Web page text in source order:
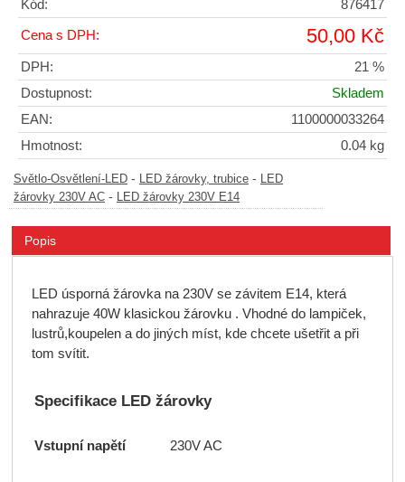
Kód: 876417
Cena s DPH: 50,00 Kč
DPH:
21 %
Dostupnost:
Skladem
EAN:
1100000033264
Hmotnost:
0.04 kg
Světlo-Osvětlení-LED - LED žárovky, trubice - LED
žárovky 230V AC - LED žárovky 230V E14
Popis
LED úsporná žárovka na 230V se závitem E14, která
nahrazuje 40W klasickou žárovku . Vhodné do lampiček,
lustrů,koupelen a do jiných míst, kde chcete ušetřit a při
tom svítit.
Specifikace LED žárovky
Vstupní napětí 230V AC